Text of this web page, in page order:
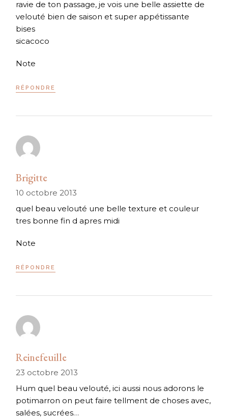
ravie de ton passage, je vois une belle assiette de
velouté bien de saison et super appétissante
bises
sicacoco
Note
RÉPONDRE
Brigitte
10 octobre 2013
quel beau velouté une belle texture et couleur
tres bonne fin d apres midi
Note
RÉPONDRE
Reinefeuille
23 octobre 2013
Hum quel beau velouté, ici aussi nous adorons le
potimarron on peut faire tellment de choses avec,
salées, sucrées…